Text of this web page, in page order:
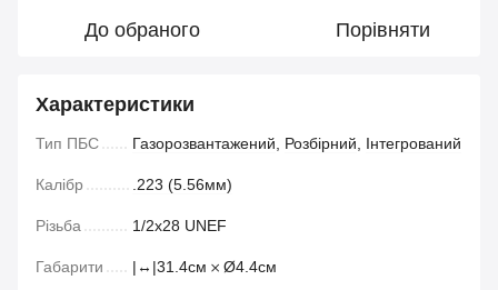
До обраного Порівняти
Характеристики
Тип ПБС Газорозвантажений, Розбірний, Інтегрований
Калібр .223 (5.56мм)
Різьба 1/2x28 UNEF
Габарити |↔|31.4см 𐄂 Ø4.4см